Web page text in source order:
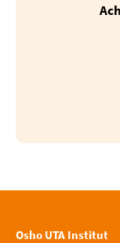
Osho UTA Institut